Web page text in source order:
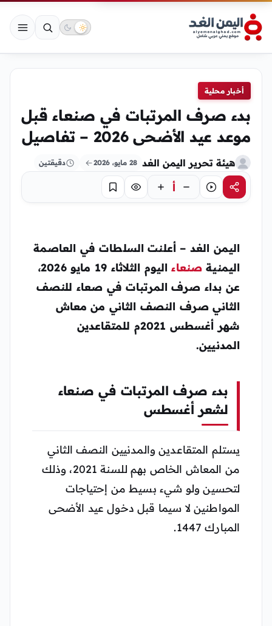
أخبار محلية
بدء صرف المرتبات في صنعاء قبل
موعد عيد الأضحى 2026 – تفاصيل
هيئة تحرير اليمن الغد 28 مايو، 2026 دقيقتين
مشاركةاستماع أ تركيز حفظ
اليمن الغد – أعلنت السلطات في العاصمة
اليمنيةصنعاء
اليوم الثلاثاء 19 مايو 2026،
عن بداء صرف المرتبات في صعاء للنصف
الثاني صرف النصف الثاني من معاش
شهر أغسطس 2021م للمتقاعدين
المدنيين.
بدء صرف المرتبات في صنعاء
لشعر أغسطس
يستلم المتقاعدين والمدنيين النصف الثاني
من المعاش الخاص بهم للسنة 2021، وذلك
لتحسين ولو شيء بسيط من إحتياجات
المواطنين لا سيما قبل دخول عيد الأضحى
المبارك 1447.